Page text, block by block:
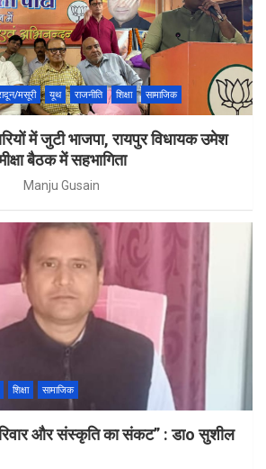
मसूरी यूथ राजनीति शिक्षा सामाजिक
में जुटी भाजपा, रायपुर विधायक उमेश
बैठक में सहभागिता
Manju Gusain
शिक्षा सामाजिक
और संस्कृति का संकट” : डाo सुशील